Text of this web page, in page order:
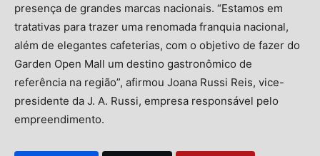
presença de grandes marcas nacionais. “Estamos em
tratativas para trazer uma renomada franquia nacional,
além de elegantes cafeterias, com o objetivo de fazer do
Garden Open Mall um destino gastronômico de
referência na região”, afirmou Joana Russi Reis, vice-
presidente da J. A. Russi, empresa responsável pelo
empreendimento.